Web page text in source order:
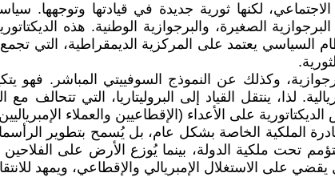
لكنها ثورية جديدة في قيادتها وتوجهها.
الصغيرة، والبرجوازية الوطنية. هذه
السياسي يعتمد على المركزية الديمقراطية، التي
وكذلك عن النموذج السوفييتي المباشر. فهو
لذا، ينتقل القياد إلى البروليتاريا، التي تتحالف مع
على الأعداء (الإقطاعيين والعملاء
الملكية الخاصة بشكل عام، بل يُسمح بتطوير
تحت ملكية الدولة، بينما يُوزع الأرض على
على الاستغلال الإمبريالي والإقطاعي، ويمهد